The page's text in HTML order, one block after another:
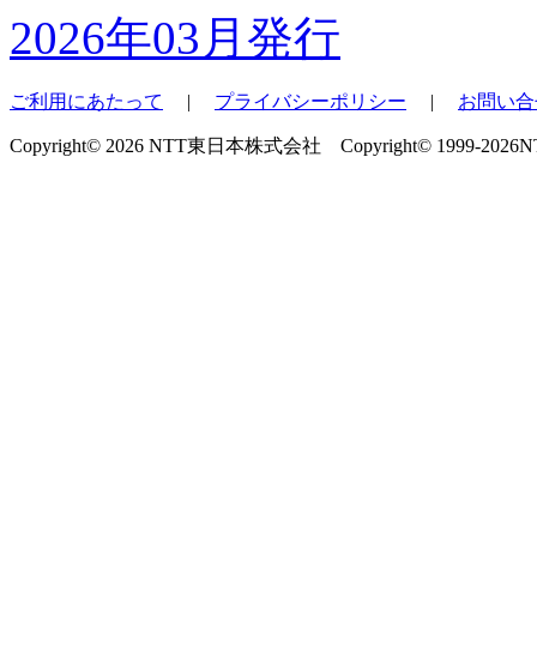
2026年03月発行
ご利用にあたって | プライバシーポリシー | お問い
Copyright© 2026 NTT東日本株式会社 Copyright© 1999-